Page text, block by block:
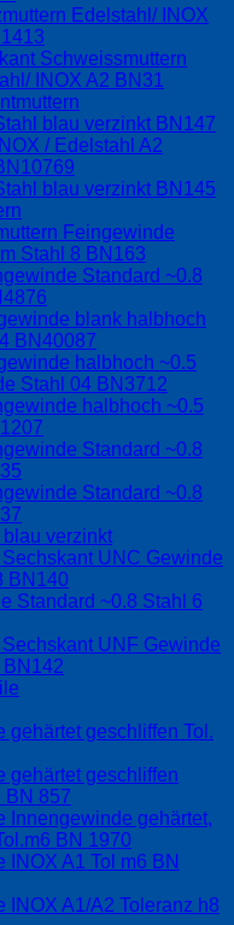
Edelstahl/ INOX
Schweissmuttern
INOX A2 BN31
blau verzinkt BN147
INOX / Edelstahl A2
blau verzinkt BN145
Feingewinde
Stahl 8 BN163
Standard ~0.8
blank halbhoch
BN40087
halbhoch ~0.5
Stahl 04 BN3712
halbhoch ~0.5
Standard ~0.8
Standard ~0.8
verzinkt
UNC Gewinde
BN140
Standard ~0.8 Stahl 6
UNF Gewinde
BN142
gehärtet geschliffen Tol.
gehärtet geschliffen
BN 857
Innengewinde gehärtet,
BN 1970
INOX A1 Tol m6 BN
INOX A1/A2 Toleranz h8